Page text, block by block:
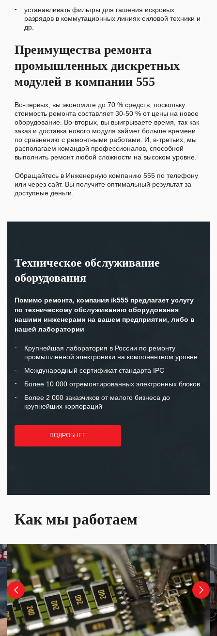
устанавливать фильтры для гашения искровых
разрядов в коммутационных линиях силовой техники и
др.
Преимущества ремонта
промышленных дискретных
модулей в компании 555
Во-первых, вы экономите до 70 % средств, поскольку
стоимость ремонта составляет 30-50 % от цены на новое
оборудование. Во-вторых, вы выигрываете время, так как
заказ и доставка нового модуля займет больше времени
по сравнению с ремонтными работами. И, в-третьих, мы
располагаем командой профессионалов, способной
выполнить ремонт любой сложности на высоком уровне.
Обращайтесь в Инженерную компанию 555 по телефону
или через сайт. Вы получите оптимальный результат за
доступные деньги.
Техническое обслуживание
оборудования
Помимо ремонта, компания ik555 предлагает услугу
по техническому обслуживанию оборудования
нашими инженерами на вашем предприятии, либо в
нашей лаборатории
Крупнейшая лаборатория в России по ремонту
промышленной электроники на компонентном уровне
Международный сертификат стандарта IPC
Более 10 000 отремонтированных электронных блоков
Более 2 000 заказчиков от малого бизнеса до
крупнейших корпораций
ПОДРОБНЕЕ
Как мы работаем